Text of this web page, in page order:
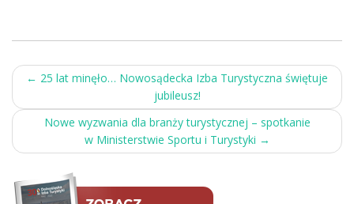
Post
navigation
← 25 lat minęło… Nowosądecka Izba Turystyczna świętuje
jubileusz!
Nowe wyzwania dla branży turystycznej – spotkanie
w Ministerstwie Sportu i Turystyki →